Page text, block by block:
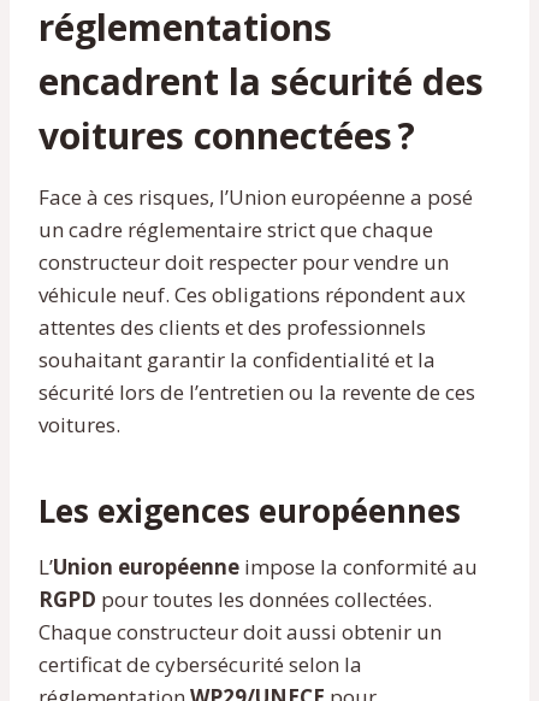
réglementations
encadrent la sécurité des
voitures connectées ?
Face à ces risques, l’Union européenne a posé
un cadre réglementaire strict que chaque
constructeur doit respecter pour vendre un
véhicule neuf. Ces obligations répondent aux
attentes des clients et des professionnels
souhaitant garantir la confidentialité et la
sécurité lors de l’entretien ou la revente de ces
voitures.
Les exigences européennes
L’Union européenne impose la conformité au
RGPD pour toutes les données collectées.
Chaque constructeur doit aussi obtenir un
certificat de cybersécurité selon la